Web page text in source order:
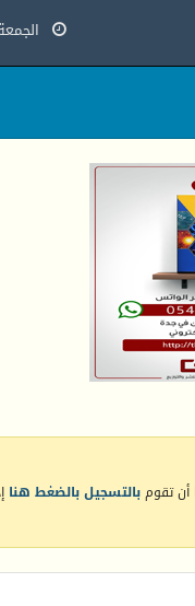
الجمعة 7 اغسطس 2026 م - 21 صفر
أن تقومبالتسجيل بالضغط هنا